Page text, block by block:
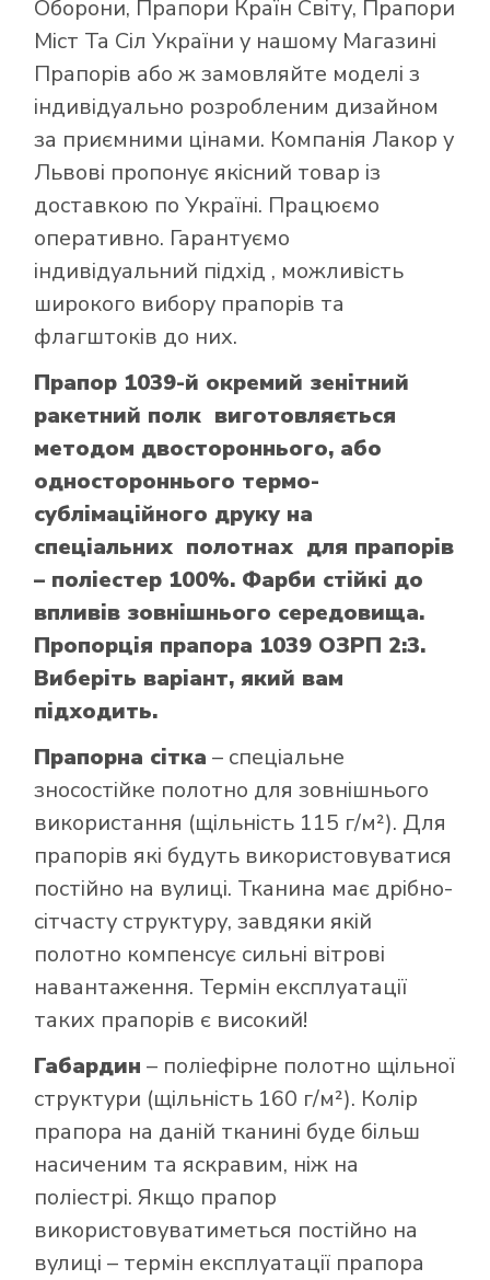
Оборони, Прапори Країн Світу, Прапори
Міст Та Сіл України у нашому Магазині
Прапорів або ж замовляйте моделі з
індивідуально розробленим дизайном
за приємними цінами. Компанія Лакор у
Львові пропонує якісний товар із
доставкою по Україні. Працюємо
оперативно. Гарантуємо
індивідуальний підхід , можливість
широкого вибору прапорів та
флагштоків до них.
Прапор 1039-й окремий зенітний
ракетний полк виготовляється
методом двостороннього, або
одностороннього термо-
сублімаційного друку на
спеціальних полотнах для прапорів
– поліестер 100%. Фарби стійкі до
впливів зовнішнього середовища.
Пропорція прапора 1039 ОЗРП 2:3.
Виберіть варіант, який вам
підходить.
Прапорна сітка – спеціальне
зносостійке полотно для зовнішнього
використання (щільність 115 г/м²). Для
прапорів які будуть використовуватися
постійно на вулиці. Тканина має дрібно-
сітчасту структуру, завдяки якій
полотно компенсує сильні вітрові
навантаження. Термін експлуатації
таких прапорів є високий!
Габардин – поліефірне полотно щільної
структури (щільність 160 г/м²). Колір
прапора на даній тканині буде більш
насиченим та яскравим, ніж на
поліестрі. Якщо прапор
використовуватиметься постійно на
вулиці – термін експлуатації прапора